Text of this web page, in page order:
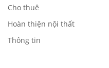
Cho thuê
Hoàn thiện nội thất
Thông tin